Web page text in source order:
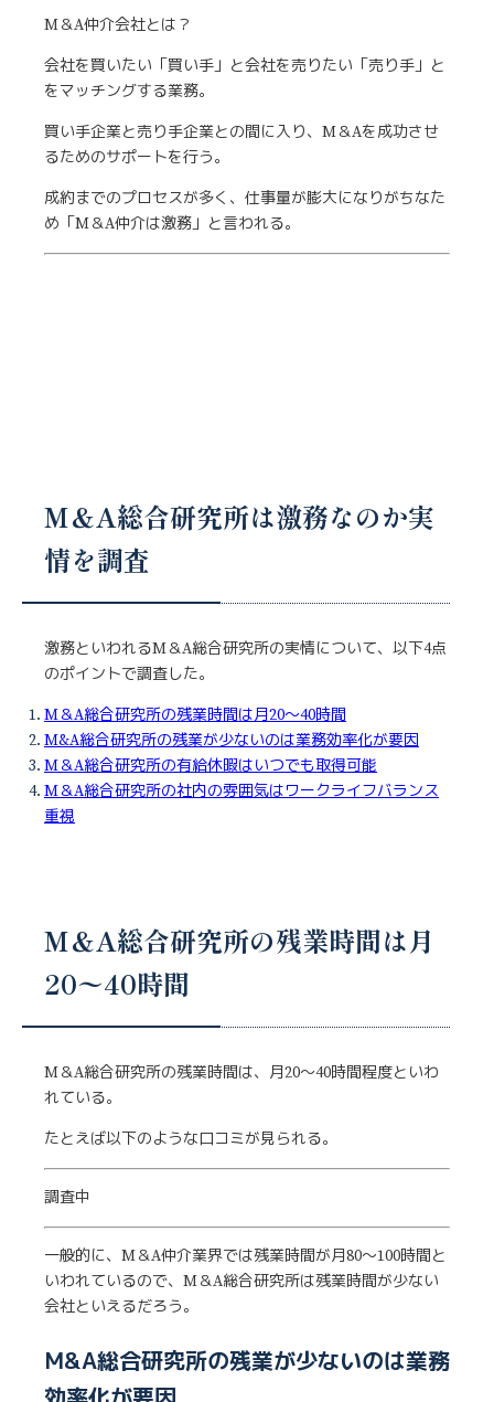
M＆A仲介会社とは？
会社を買いたい「買い手」と会社を売りたい「売り手」と
をマッチングする業務。
買い手企業と売り手企業との間に入り、M＆Aを成功させ
るためのサポートを行う。
成約までのプロセスが多く、仕事量が膨大になりがちなた
め「M＆A仲介は激務」と言われる。
M＆A総合研究所は激務なのか実
情を調査
激務といわれるM＆A総合研究所の実情について、以下4点
のポイントで調査した。
M＆A総合研究所の残業時間は月20〜40時間
M&A総合研究所の残業が少ないのは業務効率化が要因
M＆A総合研究所の有給休暇はいつでも取得可能
M＆A総合研究所の社内の雰囲気はワークライフバランス
重視
M＆A総合研究所の残業時間は月
20〜40時間
M＆A総合研究所の残業時間は、月20〜40時間程度といわ
れている。
たとえば以下のような口コミが見られる。
調査中
一般的に、M＆A仲介業界では残業時間が月80〜100時間と
いわれているので、M＆A総合研究所は残業時間が少ない
会社といえるだろう。
M&A総合研究所の残業が少ないのは業務